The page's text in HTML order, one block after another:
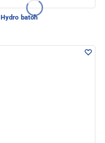
Hydro batoh